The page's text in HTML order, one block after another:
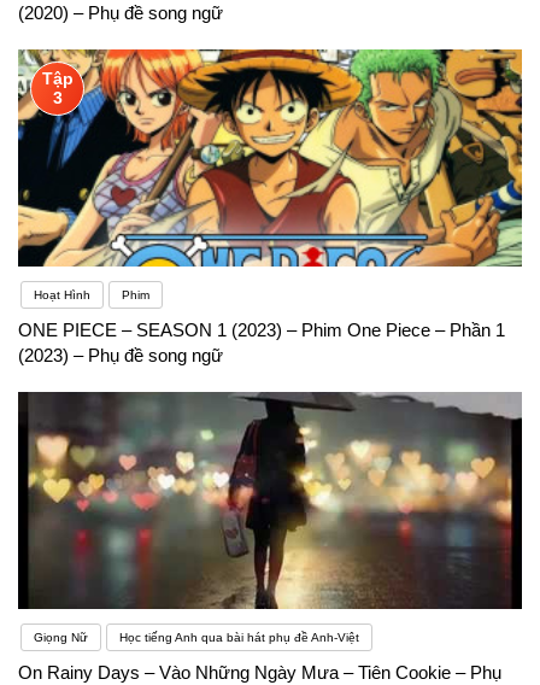
(2020) – Phụ đề song ngữ
Tập
3
Hoạt Hình Phim
ONE PIECE – SEASON 1 (2023) – Phim One Piece – Phần 1
(2023) – Phụ đề song ngữ
Giọng Nữ Học tiếng Anh qua bài hát phụ đề Anh-Việt
On Rainy Days – Vào Những Ngày Mưa – Tiên Cookie – Phụ